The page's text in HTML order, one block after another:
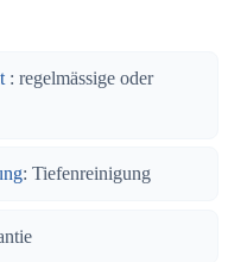
: regelmässige oder
: Tiefenreinigung